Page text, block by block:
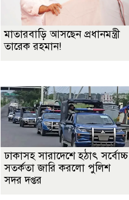
মাতারবাড়ি আসছেন প্রধানমন্ত্রী
তারেক রহমান!
ঢাকাসহ সারাদেশে হঠাৎ সর্বোচ্চ
সতর্কতা জা‌রি করলো পুলিশ
সদর দপ্তর